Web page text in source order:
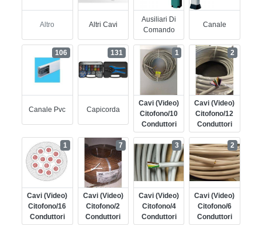
Altro Altri Cavi
Ausiliari Di
Comando
Canale
Canale Pvc
106
Capicorda
131
Cavi (video)
Citofono/10
Conduttori
1
Cavi (video)
Citofono/12
Conduttori
2
Cavi (video)
Citofono/16
Conduttori
1
Cavi (video)
Citofono/2
Conduttori
7
Cavi (video)
Citofono/4
Conduttori
3
Cavi (video)
Citofono/6
Conduttori
2